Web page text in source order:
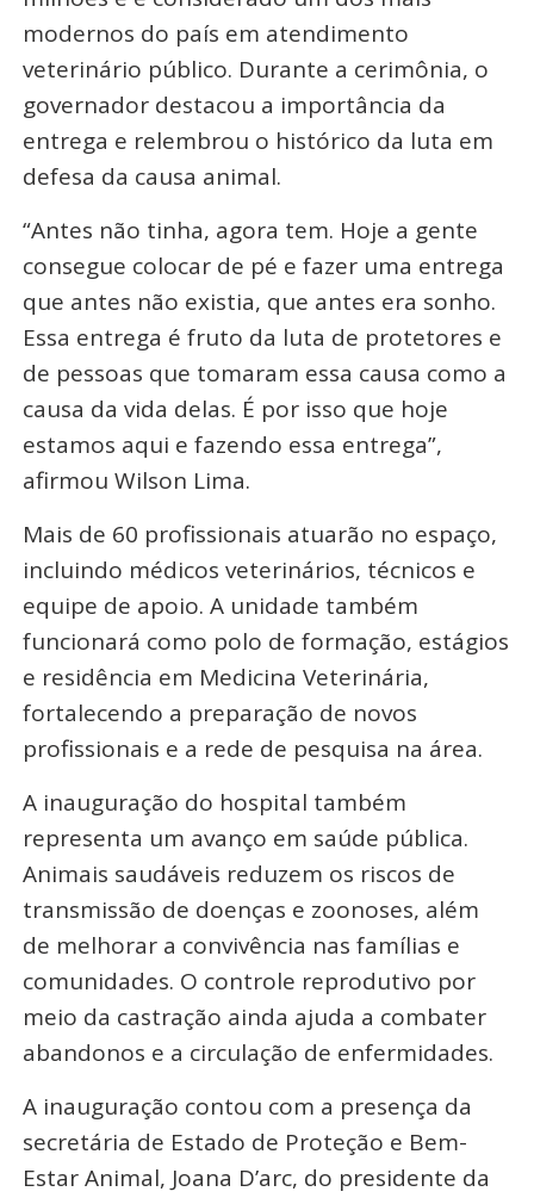
modernos do país em atendimento
veterinário público. Durante a cerimônia, o
governador destacou a importância da
entrega e relembrou o histórico da luta em
defesa da causa animal.
“Antes não tinha, agora tem. Hoje a gente
consegue colocar de pé e fazer uma entrega
que antes não existia, que antes era sonho.
Essa entrega é fruto da luta de protetores e
de pessoas que tomaram essa causa como a
causa da vida delas. É por isso que hoje
estamos aqui e fazendo essa entrega”,
afirmou Wilson Lima.
Mais de 60 profissionais atuarão no espaço,
incluindo médicos veterinários, técnicos e
equipe de apoio. A unidade também
funcionará como polo de formação, estágios
e residência em Medicina Veterinária,
fortalecendo a preparação de novos
profissionais e a rede de pesquisa na área.
A inauguração do hospital também
representa um avanço em saúde pública.
Animais saudáveis reduzem os riscos de
transmissão de doenças e zoonoses, além
de melhorar a convivência nas famílias e
comunidades. O controle reprodutivo por
meio da castração ainda ajuda a combater
abandonos e a circulação de enfermidades.
A inauguração contou com a presença da
secretária de Estado de Proteção e Bem-
Estar Animal, Joana D’arc, do presidente da